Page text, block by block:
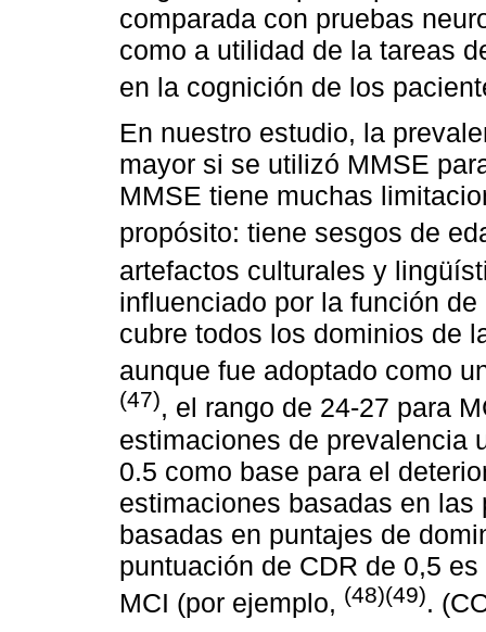
comparada con pruebas
como a utilidad de la tareas
en la cognición de los
En nuestro estudio, la
mayor si se utilizó MMSE
MMSE tiene muchas
propósito: tiene sesgos de
artefactos culturales y
influenciado por la función
cubre todos los dominios de
aunque fue adoptado como
(47), el rango de 24-27 para
estimaciones de prevalencia
0.5 como base para el
estimaciones basadas en
basadas en puntajes de
puntuación de CDR de 0,5
MCI (por ejemplo, (48)(49).